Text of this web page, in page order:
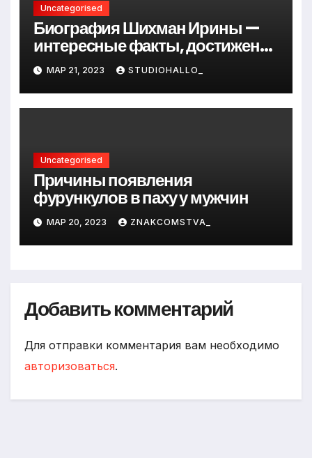
Uncategorised
Биография Шихман Ирины —
интересные факты, достижения
и путь к успеху
МАР 21, 2023 STUDIOHALLO_
Uncategorised
Причины появления
фурункулов в паху у мужчин
МАР 20, 2023 ZNAKCOMSTVA_
Добавить комментарий
Для отправки комментария вам необходимо
авторизоваться.